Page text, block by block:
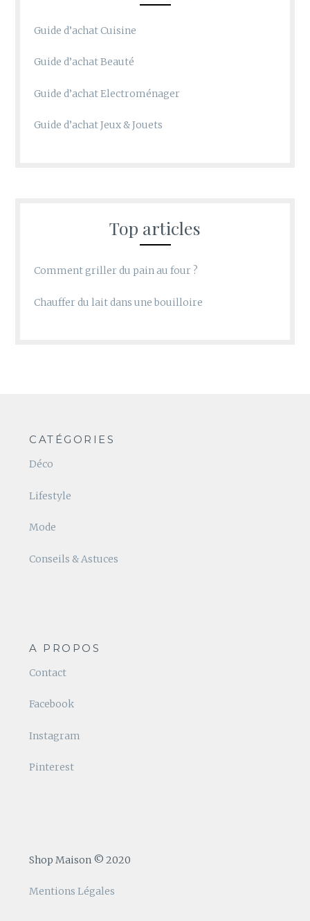
Guide d’achat Cuisine
Guide d’achat Beauté
Guide d’achat Electroménager
Guide d’achat Jeux & Jouets
Top articles
Comment griller du pain au four ?
Chauffer du lait dans une bouilloire
CATÉGORIES
Déco
Lifestyle
Mode
Conseils & Astuces
A PROPOS
Contact
Facebook
Instagram
Pinterest
Shop Maison © 2020
Mentions Légales